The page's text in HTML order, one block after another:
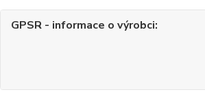
GPSR - informace o výrobci